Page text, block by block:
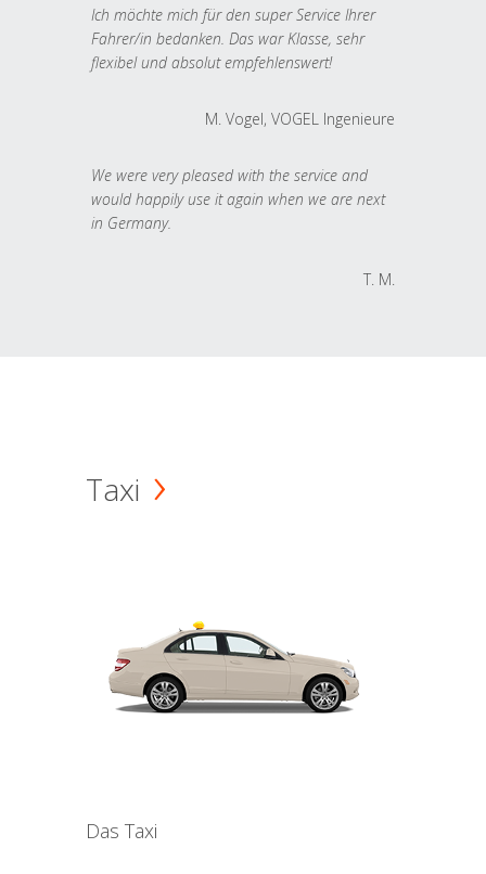
Ich möchte mich für den super Service Ihrer
Fahrer/in bedanken. Das war Klasse, sehr
flexibel und absolut empfehlenswert!
M. Vogel, VOGEL Ingenieure
We were very pleased with the service and
would happily use it again when we are next
in Germany.
T. M.
Taxi
Das Taxi